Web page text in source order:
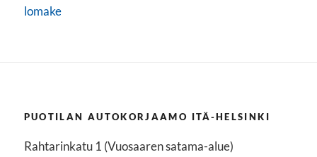
lomake
PUOTILAN AUTOKORJAAMO ITÄ-HELSINKI
Rahtarinkatu 1 (Vuosaaren satama-alue)